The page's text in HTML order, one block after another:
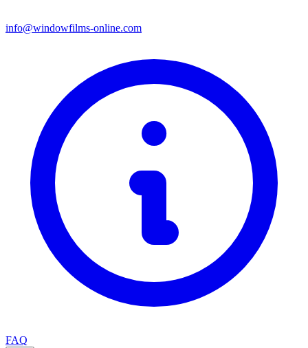
info@windowfilms-online.com
FAQ